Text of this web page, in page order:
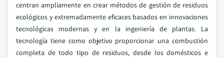
centran ampliamente en crear métodos de gestión de residuos
ecológicos y extremadamente eficaces basados en innovaciones
tecnológicas modernas y en la ingeniería de plantas. La
tecnología tiene como objetivo proporcionar una combustión
completa de todo tipo de residuos, desde los domésticos e